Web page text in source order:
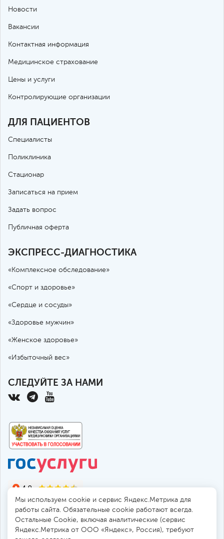
Новости
Вакансии
Контактная информация
Медицинское страхование
Цены и услуги
Контролирующие организации
ДЛЯ ПАЦИЕНТОВ
Специалисты
Поликлиника
Стационар
Записаться на прием
Задать вопрос
Публичная оферта
ЭКСПРЕСС-ДИАГНОСТИКА
«Комплексное обследование»
«Спорт и здоровье»
«Сердце и сосуды»
«Здоровье мужчин»
«Женское здоровье»
«Избыточный вес»
СЛЕДУЙТЕ ЗА НАМИ
Мы используем cookie и сервис Яндекс.Метрика для
работы сайта. Обязательные cookie работают всегда.
Остальные Сookie, включая аналитические (сервис
Яндекс.Метрика от ООО «Яндекс», Россия), требуют